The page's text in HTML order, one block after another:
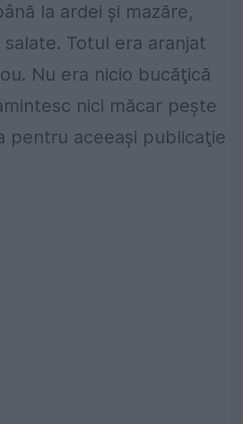
la ardei şi mazăre,
Totul era aranjat
Nu era nicio bucăţică
nici măcar peşte
pentru aceeaşi publicaţie